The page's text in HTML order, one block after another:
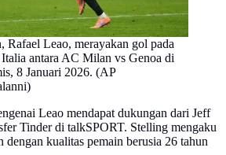
Rafael Leao, merayakan gol pada
antara AC Milan vs Genoa di
8 Januari 2026. (AP
Leao mendapat dukungan dari Jeff
Tinder di talkSPORT. Stelling mengaku
dengan kualitas pemain berusia 26 tahun